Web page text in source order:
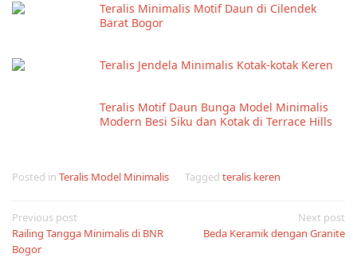
Teralis Minimalis Motif Daun di Cilendek
Barat Bogor
Teralis Jendela Minimalis Kotak-kotak Keren
Teralis Motif Daun Bunga Model Minimalis
Modern Besi Siku dan Kotak di Terrace Hills
Posted in Teralis Model Minimalis Tagged teralis keren
Post
navigation
Previous post
Railing Tangga Minimalis di BNR
Bogor
Next post
Beda Keramik dengan Granite